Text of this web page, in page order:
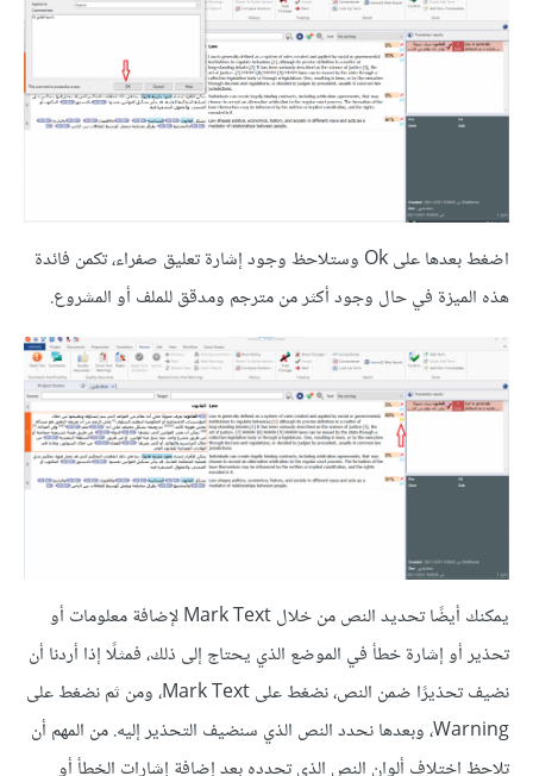
اضغط بعدها على Ok وستلاحظ وجود إشارة تعليق صفراء، تكمن فائدة
هذه الميزة في حال وجود أكثر من مترجم ومدقق للملف أو المشروع.
يمكنك أيضًا تحديد النص من خلال Mark Text لإضافة معلومات أو
تحذير أو إشارة خطأ في الموضع الذي يحتاج إلى ذلك، فمثلًا إذا أردنا أن
نضيف تحذيرًا ضمن النص، نضغط على Mark Text، ومن ثم نضغط على
Warning، وبعدها نحدد النص الذي سنضيف التحذير إليه. من المهم أن
تلاحظ اختلاف ألوان النص الذي تحدده بعد إضافة إشارات الخطأ أو